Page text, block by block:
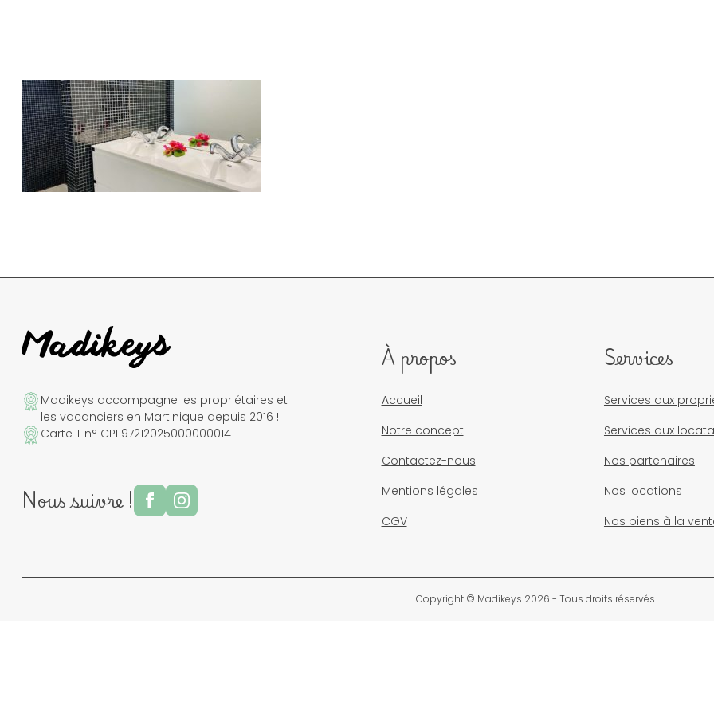
Madikeys accompagne les propriétaires et
les vacanciers en Martinique depuis 2016 !
Carte T n° CPI 97212025000000014
Nous suivre !
À propos
Accueil
Notre concept
Contactez-nous
Mentions légales
CGV
Services
Services aux
Services aux
Nos partenaires
Nos locations
Nos biens à la
Copyright © Madikeys 2026 - Tous droits réservés